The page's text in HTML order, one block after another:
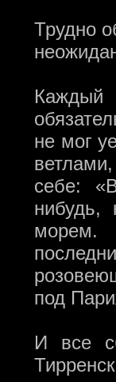
Трудно
не мог
себе:
нибудь,
морем.
под
И все